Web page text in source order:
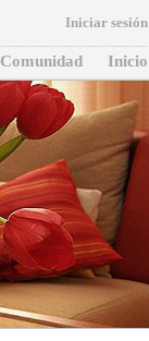
Iniciar sesión
Comunidad Inicio